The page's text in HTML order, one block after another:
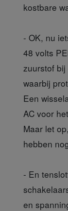
kostbare
- OK, nu
48 volts
zuurstof
waarbij
Een
AC voor
Maar let
hebben
- En
en